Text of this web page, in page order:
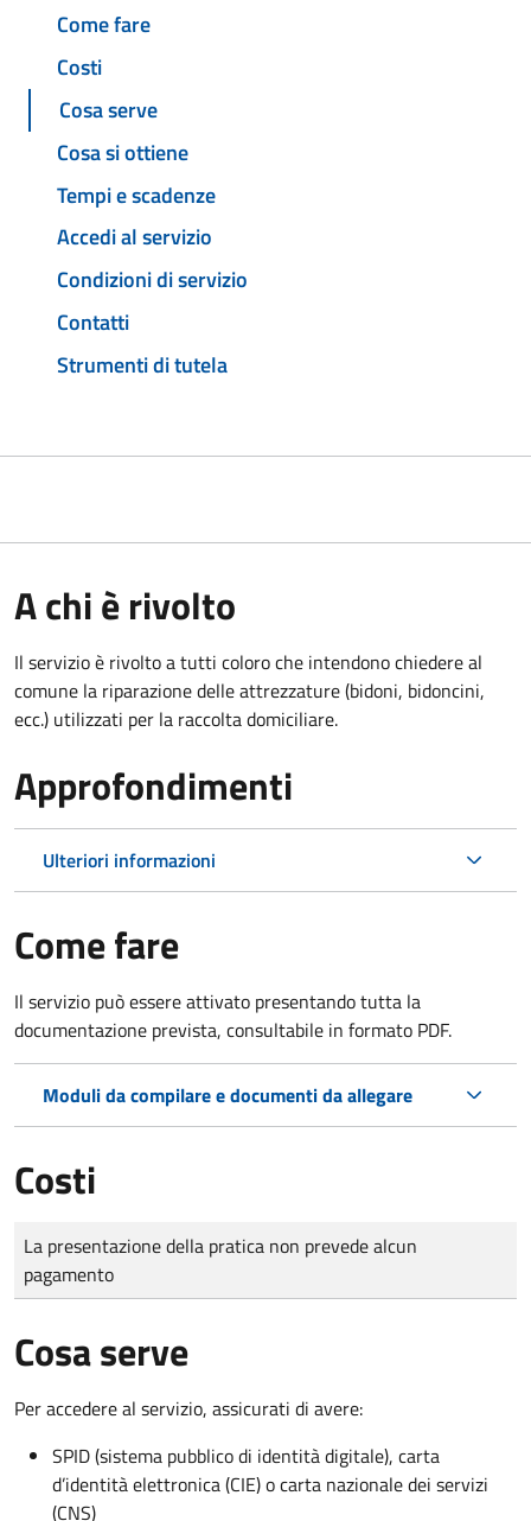
Come fare
Costi
Cosa serve
Cosa si ottiene
Tempi e scadenze
Accedi al servizio
Condizioni di servizio
Contatti
Strumenti di tutela
A chi è rivolto
Il servizio è rivolto a tutti coloro che intendono chiedere al
comune la riparazione delle attrezzature (bidoni, bidoncini,
ecc.) utilizzati per la raccolta domiciliare.
Approfondimenti
Ulteriori informazioni
Come fare
Il servizio può essere attivato presentando tutta la
documentazione prevista, consultabile in formato PDF.
Moduli da compilare e documenti da allegare
Costi
Tipo di pagamento
Importo
La presentazione della pratica non prevede alcun
pagamento
Cosa serve
Per accedere al servizio, assicurati di avere:
SPID (sistema pubblico di identità digitale), carta
d’identità elettronica (CIE) o carta nazionale dei servizi
(CNS)